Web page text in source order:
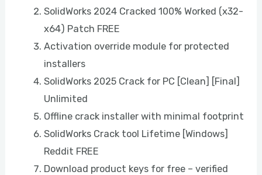
SolidWorks 2024 Cracked 100% Worked (x32-
x64) Patch FREE
Activation override module for protected
installers
SolidWorks 2025 Crack for PC [Clean] [Final]
Unlimited
Offline crack installer with minimal footprint
SolidWorks Crack tool Lifetime [Windows]
Reddit FREE
Download product keys for free – verified